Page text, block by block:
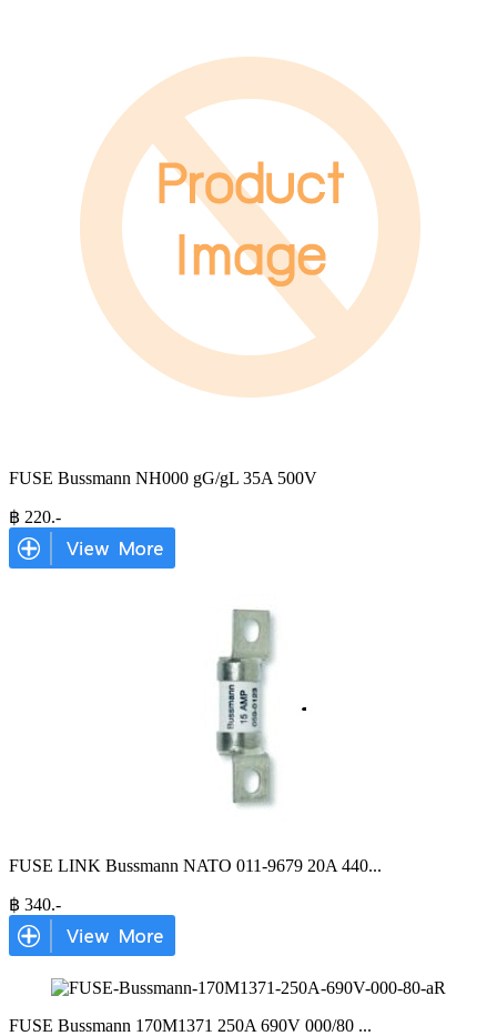
FUSE Bussmann NH000 gG/gL 35A 500V
฿ 220.-
FUSE LINK Bussmann NATO 011-9679 20A 440...
฿ 340.-
FUSE Bussmann 170M1371 250A 690V 000/80 ...